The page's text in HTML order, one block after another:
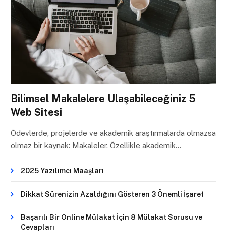
Bilimsel Makalelere Ulaşabileceğiniz 5
Web Sitesi
Ödevlerde, projelerde ve akademik araştırmalarda olmazsa
olmaz bir kaynak: Makaleler. Özellikle akademik…
2025 Yazılımcı Maaşları
Dikkat Sürenizin Azaldığını Gösteren 3 Önemli İşaret
Başarılı Bir Online Mülakat İçin 8 Mülakat Sorusu ve
Cevapları